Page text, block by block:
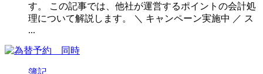
す。 この記事では、他社が運営するポイントの会計処
理について解説します。 ＼ キャンペーン実施中 ／ ス
...
簿記